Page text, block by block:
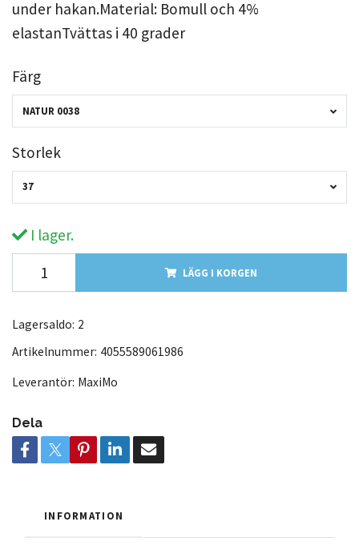
under hakan.Material: Bomull och 4%
elastanTvättas i 40 grader
Färg
NATUR 0038
Storlek
37
I lager.
LÄGG I KORGEN
Lagersaldo: 2
Artikelnummer: 4055589061986
Leverantör: MaxiMo
Dela
INFORMATION